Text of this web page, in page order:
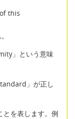
this
」という意味
」が正し
とを表します。例